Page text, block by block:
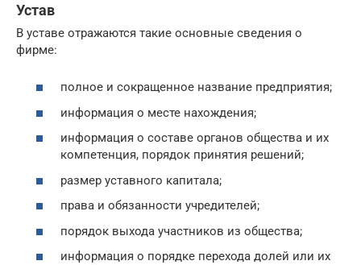
Устав
В уставе отражаются такие основные сведения о
фирме:
полное и сокращенное название предприятия;
информация о месте нахождения;
информация о составе органов общества и их
компетенция, порядок принятия решений;
размер уставного капитала;
права и обязанности учредителей;
порядок выхода участников из общества;
информация о порядке перехода долей или их